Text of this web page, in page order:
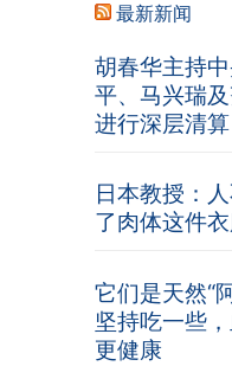
最新新闻
胡春华主持
平、马兴瑞
进行深层清算
日本教授：
了肉体这件
它们是天然“
坚持吃一些
更健康